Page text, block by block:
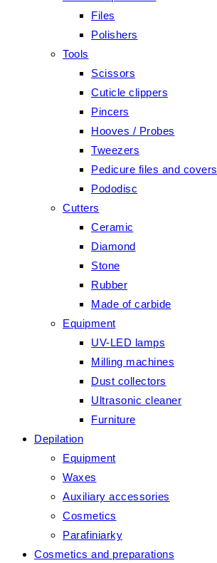
Files
Polishers
Tools
Scissors
Cuticle clippers
Pincers
Hooves / Probes
Tweezers
Pedicure files and covers
Pododisc
Cutters
Ceramic
Diamond
Stone
Rubber
Made of carbide
Equipment
UV-LED lamps
Milling machines
Dust collectors
Ultrasonic cleaner
Furniture
Depilation
Equipment
Waxes
Auxiliary accessories
Cosmetics
Parafiniarky
Cosmetics and preparations